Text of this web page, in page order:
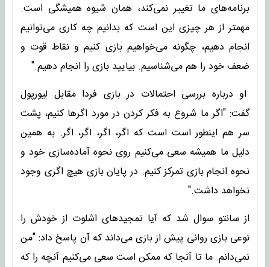
برنامه‌های ما تغییر نمی‌کند، همان شیوه همیشگی است.
مهمتر از هر چیزی این است که بدانیم چه کاری می‌توانیم
انجام دهیم، چگونه می‌خواهیم بازی کنیم و نقاط قوت و
ضعف خود را هم می‌شناسیم. بیایید بازی را انجام دهیم."
او درباره بررسی احتمالات در بازی فردا مقابل لیورپول
گفت: "اگر ما شروع به فکر کردن در مورد اگرها کنیم، پشت
سر هم اینطور است است که اگر، اگر، اگر، اگر. به همین
دلیل ما همیشه سعی می‌کنیم روی نحوه آماده‌سازی خود و
نحوه انجام بازی تمرکز کنیم. در پایان بازی هیچ اگری وجود
نخواهد داشت."
از سانتو سوال شد که آیا تمجیدهای اشلوت از خودش را
نوعی بازی روانی پیش از بازی می‌داند که آن پاسخ داد: "من
نمی‌دانم. ما تا آنجا که ممکن است سعی می‌کنیم آنچه را که